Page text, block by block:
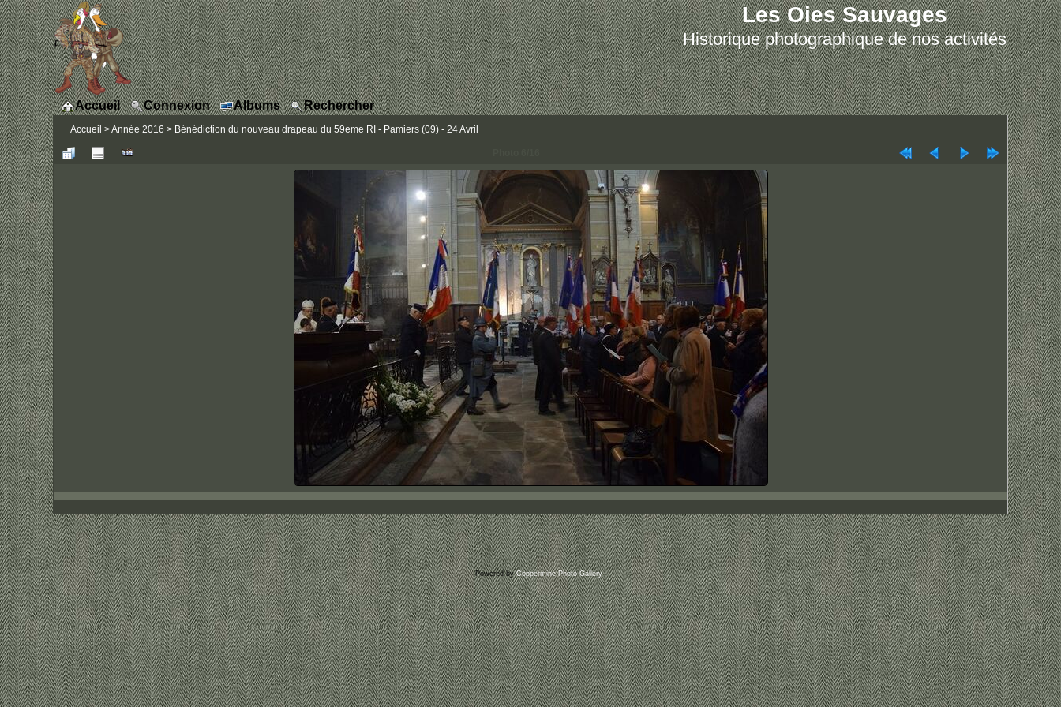
Les Oies Sauvages
Historique photographique de nos activités
Accueil Connexion Albums Rechercher
Accueil >Année 2016 > Bénédiction du nouveau drapeau du 59eme RI - Pamiers (09) - 24 Avril
Powered byCoppermine Photo Gallery